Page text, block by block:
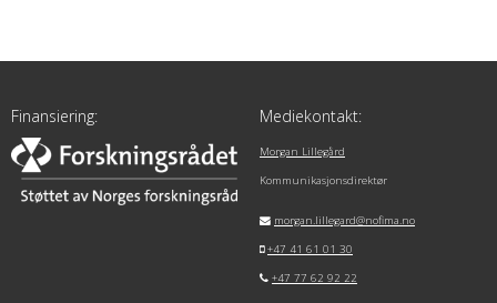
Finansiering: Mediekontakt:
Morgan Lillegård
Kommunikasjonsdirektør
morgan.lillegard@nofima.no
+47 41 61 01 30
+47 77 62 92 22